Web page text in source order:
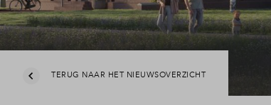
TERUG NAAR HET NIEUWSOVERZICHT